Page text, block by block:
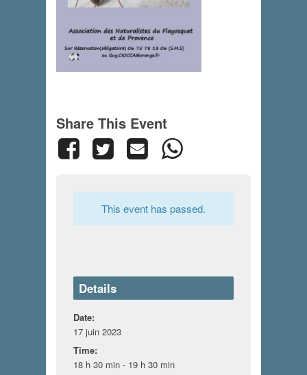
Share This Event
This event has passed.
Details
Date:
17 juin 2023
Time:
18 h 30 min - 19 h 30 min